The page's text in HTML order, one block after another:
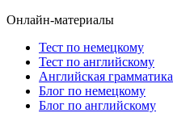
Онлайн-материалы
Тест по немецкому
Тест по английскому
Английская грамматика
Блог по немецкому
Блог по английскому